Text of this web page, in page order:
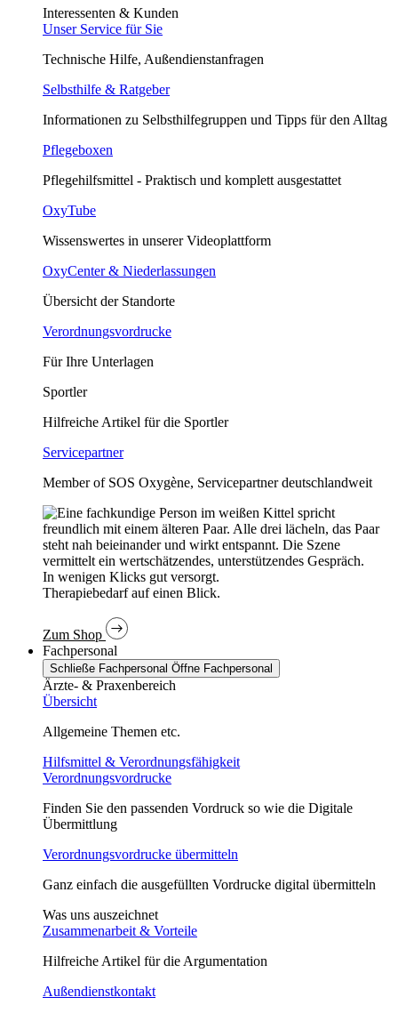
Interessenten & Kunden
Unser Service für Sie
Technische Hilfe, Außendienstanfragen
Selbsthilfe & Ratgeber
Informationen zu Selbsthilfegruppen und Tipps für den Alltag
Pflegeboxen
Pflegehilfsmittel - Praktisch und komplett ausgestattet
OxyTube
Wissenswertes in unserer Videoplattform
OxyCenter & Niederlassungen
Übersicht der Standorte
Verordnungsvordrucke
Für Ihre Unterlagen
Sportler
Hilfreiche Artikel für die Sportler
Servicepartner
Member of SOS Oxygène, Servicepartner deutschlandweit
In wenigen Klicks gut versorgt.
Therapiebedarf auf einen Blick.
Zum Shop
Fachpersonal
Schließe Fachpersonal Öffne Fachpersonal
Ärzte- & Praxenbereich
Übersicht
Allgemeine Themen etc.
Hilfsmittel & Verordnungsfähigkeit
Verordnungsvordrucke
Finden Sie den passenden Vordruck so wie die Digitale
Übermittlung
Verordnungsvordrucke übermitteln
Ganz einfach die ausgefüllten Vordrucke digital übermitteln
Was uns auszeichnet
Zusammenarbeit & Vorteile
Hilfreiche Artikel für die Argumentation
Außendienstkontakt